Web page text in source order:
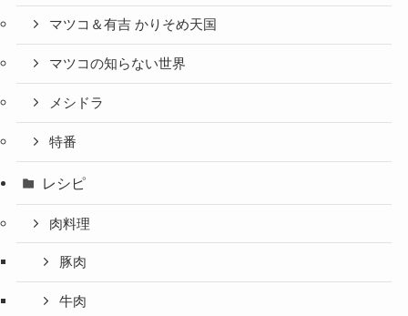
マツコ＆有吉 かりそめ天国
マツコの知らない世界
メシドラ
特番
レシピ
肉料理
豚肉
牛肉